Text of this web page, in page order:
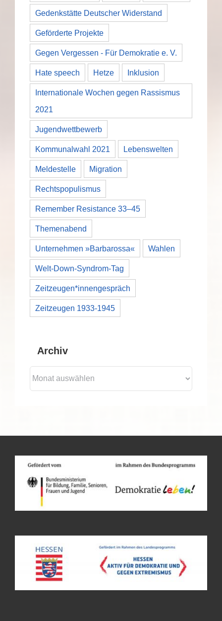
Gedenkstätte Deutscher Widerstand
Geförderte Projekte
Gegen Vergessen - Für Demokratie e. V.
Hate speech Hetze Inklusion
Internationale Wochen gegen Rassismus
2021
Jugendwettbewerb
Kommunalwahl 2021 Lebenswelten
Meldestelle Migration
Rechtspopulismus
Remember Resistance 33–45
Themenabend
Unternehmen »Barbarossa« Wahlen
Welt-Down-Syndrom-Tag
Zeitzeugen*innengespräch
Zeitzeugen 1933-1945
Archiv